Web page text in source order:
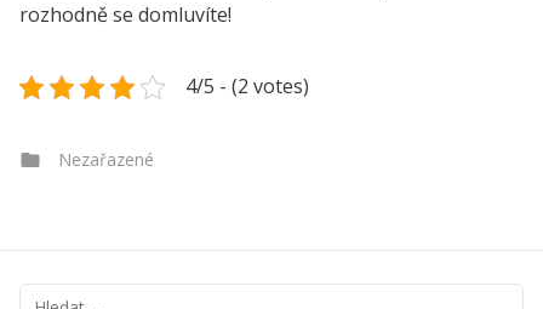
rozhodně se domluvíte!
4/5 - (2 votes)
Categories
Nezařazené
Vyhledávání